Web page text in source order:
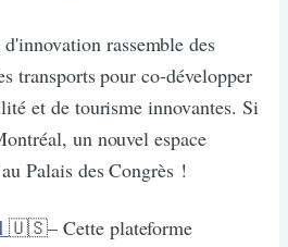
rassemble des
transports pour co-développer
et de tourisme innovantes. Si
un nouvel espace
Palais des Congrès !
🇺🇸– Cette plateforme